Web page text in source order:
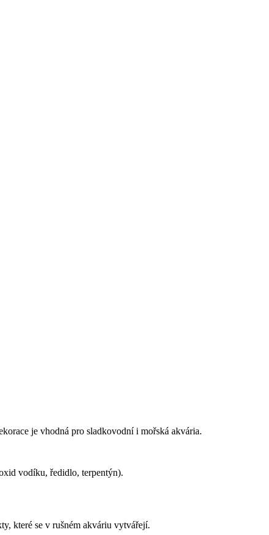
je vhodná pro sladkovodní i mořská akvária.
vodíku, ředidlo, terpentýn).
které se v rušném akváriu vytvářejí.